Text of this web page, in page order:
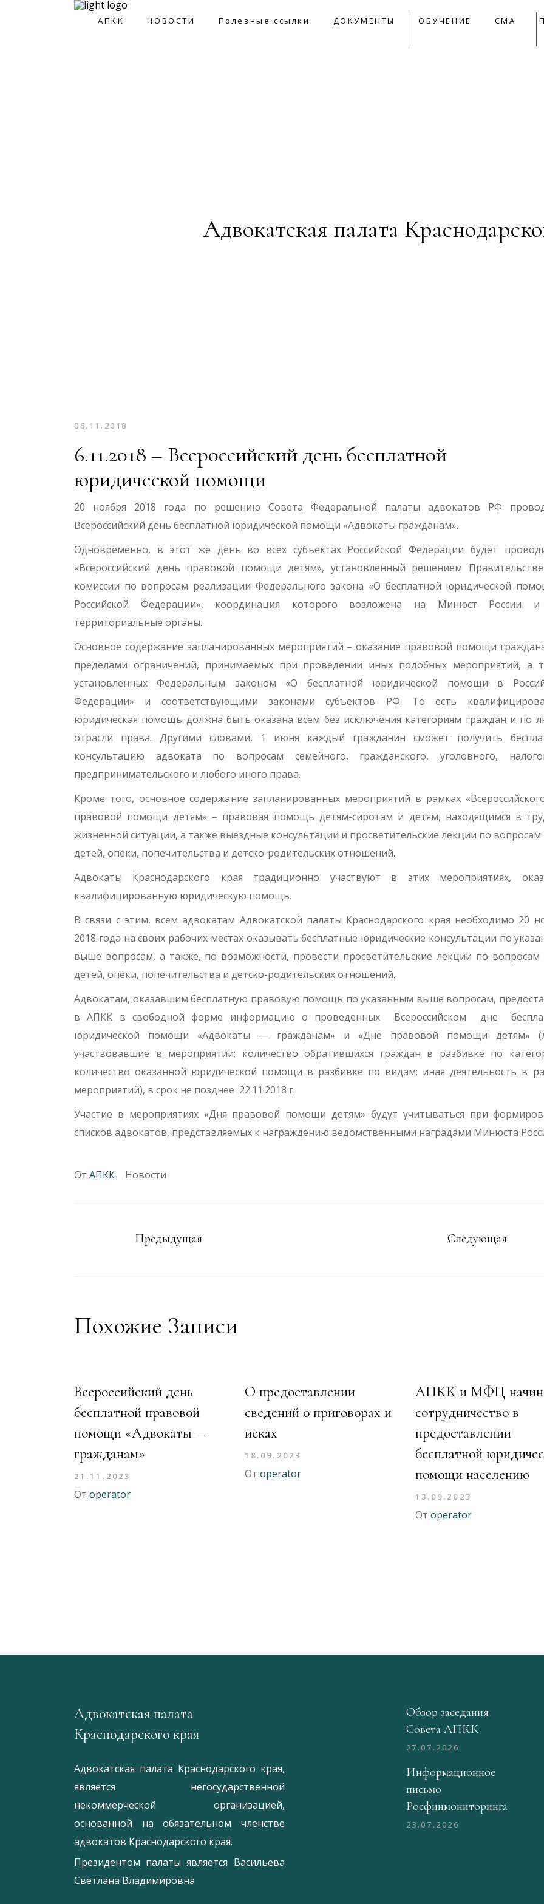
09:00 - 18:00 mail@apkk.ru
АПКК НОВОСТИ Полезные ссылки ДОКУМЕНТЫ ОБУЧЕНИЕ СМА
Адвокатская палата
06.11.2018
6.11.2018 – Всероссийский день бесплатной
юридической помощи
20 ноября 2018 года по решению Совета Федеральной палаты адвокатов РФ
Всероссийский день бесплатной юридической помощи «Адвокаты гражданам».
Одновременно, в этот же день во всех субъектах Российской Федерации будет
«Всероссийский день правовой помощи детям», установленный решением
комиссии по вопросам реализации Федерального закона «О бесплатной юридической
Российской Федерации», координация которого возложена на Минюст России
территориальные органы.
Основное содержание запланированных мероприятий – оказание правовой помощи
пределами ограничений, принимаемых при проведении иных подобных мероприятий, а
установленных Федеральным законом «О бесплатной юридической помощи в
Федерации» и соответствующими законами субъектов РФ. То есть
юридическая помощь должна быть оказана всем без исключения категориям граждан и по
отрасли права. Другими словами, 1 июня каждый гражданин сможет получить
консультацию адвоката по вопросам семейного, гражданского, уголовного,
предпринимательского и любого иного права.
Кроме того, основное содержание запланированных мероприятий в рамках
правовой помощи детям» – правовая помощь детям-сиротам и детям, находящимся в
жизненной ситуации, а также выездные консультации и просветительские лекции по
детей, опеки, попечительства и детско-родительских отношений.
Адвокаты Краснодарского края традиционно участвуют в этих мероприятиях,
квалифицированную юридическую помощь.
В связи с этим, всем адвокатам Адвокатской палаты Краснодарского края необходимо 20
2018 года на своих рабочих местах оказывать бесплатные юридические консультации по
выше вопросам, а также, по возможности, провести просветительские лекции по вопросам
детей, опеки, попечительства и детско-родительских отношений.
Адвокатам, оказавшим бесплатную правовую помощь по указанным выше вопросам,
в АПКК в свободной форме информацию о проведенных Всероссийском дне
юридической помощи «Адвокаты — гражданам» и «Дне правовой помощи детям»
участвовавшие в мероприятии; количество обратившихся граждан в разбивке по
количество оказанной юридической помощи в разбивке по видам; иная деятельность в
мероприятий), в срок не позднее 22.11.2018 г.
Участие в мероприятиях «Дня правовой помощи детям» будут учитываться при
списков адвокатов, представляемых к награждению ведомственными наградами Минюста
От АПКК Новости
Предыдущая Следующая
Похожие Записи
Всероссийский день
бесплатной правовой
помощи «Адвокаты —
гражданам»
21.11.2023
От operator
О предоставлении
сведений о приговорах и
исках
18.09.2023
От operator
АПКК и МФЦ
сотрудничество в
предоставлении
бесплатной
помощи населению
13.09.2023
От operator
Адвокатская палата
Краснодарского края
Адвокатская палата Краснодарского края,
является негосударственной
некоммерческой организацией,
основанной на обязательном членстве
адвокатов Краснодарского края.
Президентом палаты является Ваcильева
Светлана Владимировна
Обзор заседания
Совета АПКК
27.07.2026
Информационное
письмо
Росфинмониторинга
23.07.2026